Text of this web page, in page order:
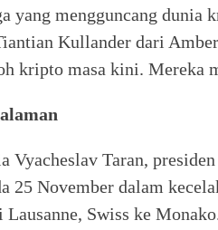
yang mengguncang dunia
Kullander dari
kripto masa kini. Mereka
Vyacheslav Taran,
25 November dalam
Lausanne, Swiss ke